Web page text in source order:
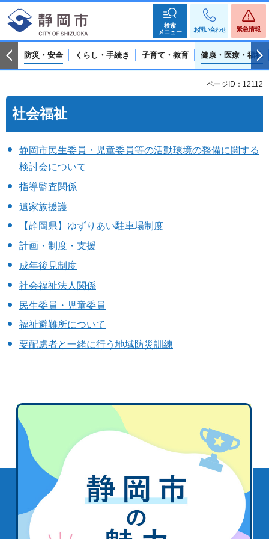
検索
メニュー
お問い合わせ 緊急情報
防災・安全 くらし・手続き 子育て・教育 健康・医療・福祉
ページID：12112
社会福祉
静岡市民生委員・児童委員等の活動環境の整備に関する
検討会について
指導監査関係
遺家族援護
【静岡県】ゆずりあい駐車場制度
計画・制度・支援
成年後見制度
社会福祉法人関係
民生委員・児童委員
福祉避難所について
要配慮者と一緒に行う地域防災訓練